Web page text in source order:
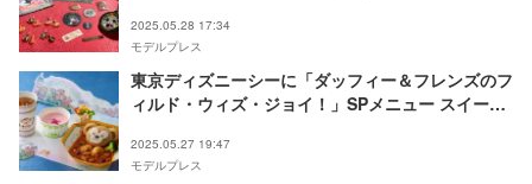
2025.05.28 17:34
モデルプレス
東京ディズニーシーに「ダッフィー＆フレンズのフ
ィルド・ウィズ・ジョイ！」SPメニュー スイーツ
2025.05.27 19:47
モデルプレス